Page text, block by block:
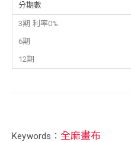
分期數
3期 利率0%
6期
12期
Keywords： 全麻畫布